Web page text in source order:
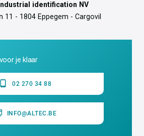
identification NV
11 - 1804 Eppegem - Cargovil
je klaar
02 270 34 88
INFO@ALTEC.BE